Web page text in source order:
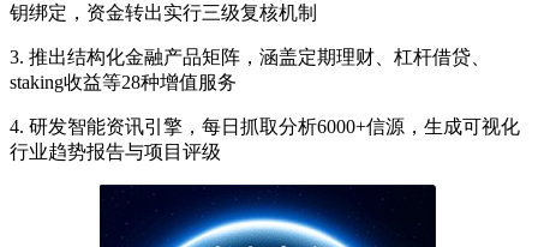
钥绑定，资金转出实行三级复核机制
3. 推出结构化金融产品矩阵，涵盖定期理财、杠杆借贷、
staking收益等28种增值服务
4. 研发智能资讯引擎，每日抓取分析6000+信源，生成可视化
行业趋势报告与项目评级